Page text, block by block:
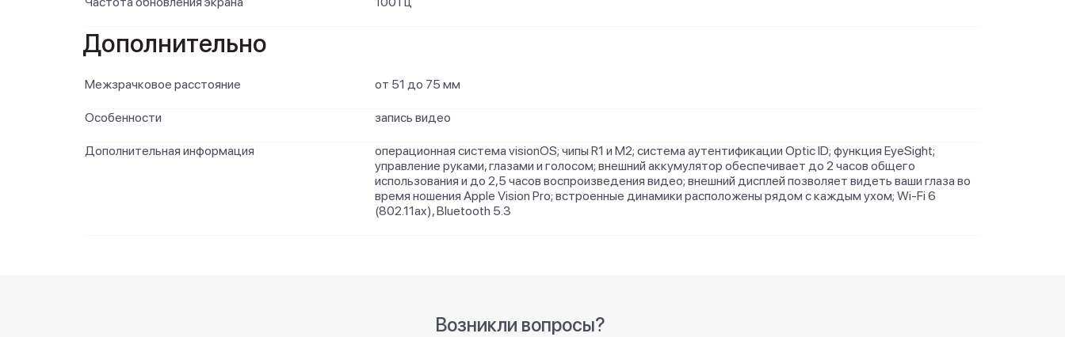
Дополнительно
Межзрачковое расстояние от 51 до 75 мм
Особенности запись видео
Дополнительная информация
операционная система visionOS; чипы R1 и M2; система аутентификации Optic ID; функция EyeSight;
управление руками, глазами и голосом; внешний аккумулятор обеспечивает до 2 часов общего
использования и до 2,5 часов воспроизведения видео; внешний дисплей позволяет видеть ваши глаза во
время ношения Apple Vision Pro; встроенные динамики расположены рядом с каждым ухом; Wi‑Fi 6
(802.11ax), Bluetooth 5.3
Возникли вопросы?